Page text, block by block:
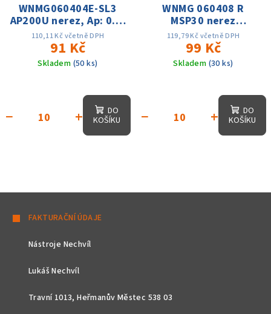
WNMG060404E-SL3
AP200U nerez, Ap: 0.6-
2.5mm, Vc: 70-
200m/min
110,11 Kč včetně DPH
91 Kč
Skladem (50 ks)
+
−
DO
KOŠÍKU
WNMG 060408 R
MSP30 nerez
houževnatá, titan,
měkká ocel do 30Hrc
Vc: 60-180m/min Ap:
0.4-2.5mm, f: 0.06-0.3
119,79 Kč včetně DPH
99 Kč
Skladem (30 ks)
+
−
DO
KOŠÍKU
FAKTURAČNÍ ÚDAJE
Nástroje Nechvíl
Lukáš Nechvíl
Travní 1013, Heřmanův Městec 538 03